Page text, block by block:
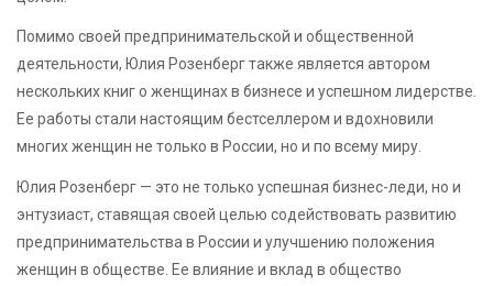
Помимо своей предпринимательской и общественной
деятельности, Юлия Розенберг также является автором
нескольких книг о женщинах в бизнесе и успешном лидерстве.
Ее работы стали настоящим бестселлером и вдохновили
многих женщин не только в России, но и по всему миру.
Юлия Розенберг — это не только успешная бизнес-леди, но и
энтузиаст, ставящая своей целью содействовать развитию
предпринимательства в России и улучшению положения
женщин в обществе. Ее влияние и вклад в общество